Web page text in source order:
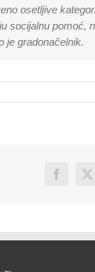
osetljive
socijalnu pomoć,
je gradonačelnik.
Facebook
X